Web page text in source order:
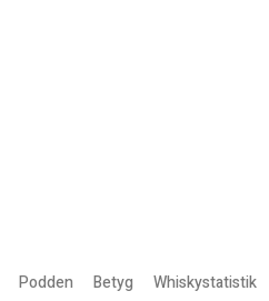
Podden Betyg Whiskystatistik